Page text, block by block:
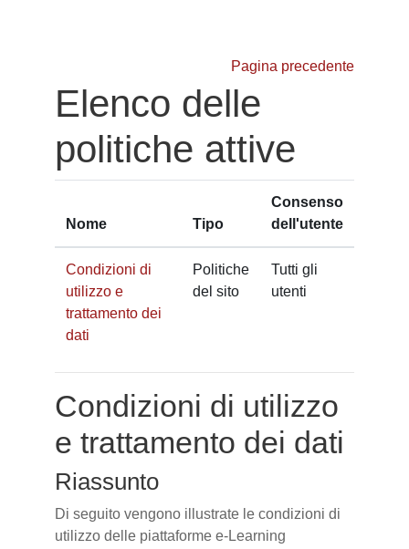
Pagina precedente
Elenco delle
politiche attive
Nome Tipo
Consenso
dell'utente
Condizioni di
utilizzo e
trattamento dei
dati
Politiche
del sito
Tutti gli
utenti
Condizioni di utilizzo
e trattamento dei dati
Riassunto
Di seguito vengono illustrate le condizioni di
utilizzo delle piattaforme e-Learning